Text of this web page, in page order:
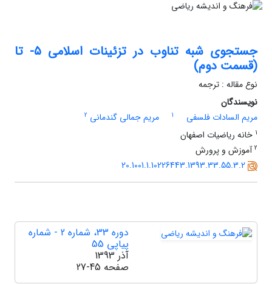
جستجوی شبه تناوب در تزئینات اسلامی ۵- تا
(قسمت دوم)
نوع مقاله : ترجمه
نویسندگان
مریم السادات فلسفی
1 مریم جمالی گندمانی 2
1 خانه ریاضیات اصفهان
2آموزش و پرورش
20.1001.1.10226443.1393.33.55.3.2
دوره 33، شماره 2 - شماره
پیاپی 55
آذر 1393
صفحه 27-45